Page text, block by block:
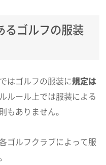
るゴルフの服装
はゴルフの服装に規定は
ルール上では服装による
もありません。
ゴルフクラブによって服